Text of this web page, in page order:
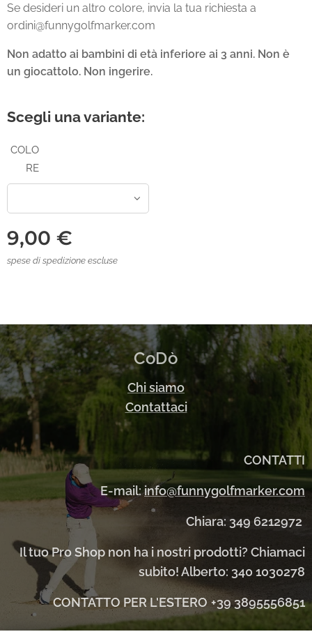
Se desideri un altro colore, invia la tua richiesta a
ordini@funnygolfmarker.com
Non adatto ai bambini di età inferiore ai 3 anni. Non è
un giocattolo. Non ingerire.
Scegli una variante:
COLO
RE
9,00 €
spese di spedizione escluse
CoDò
Chi siamo
Contattaci
CONTATTI
E-mail:info@funnygolfmarker.com
Chiara: 349 6212972
Il tuo Pro Shop non ha i nostri prodotti? Chiamaci
subito! Alberto: 340 1030278
CONTATTO PER L'ESTERO +39 3895556851